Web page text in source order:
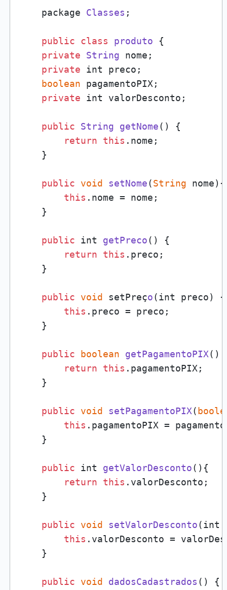
    package
Classes ;
public class produto {
private
String nome;
private int preco;
boolean pagamentoPIX;
private int valorDesconto;
public String getNome( ) {
return
this . nome ;
    }
public void setNome(String nome){
this . nome = nome;
    }
public int getPreco( ) {
return
this . preco ;
    }
public void setPreço(int preco) {
this . preco = preco;
    }
public boolean getPagamentoPIX( )
return
this . pagamentoPIX;
    }
public void setPagamentoPIX(
this . pagamentoPIX =
    }
public int getValorDesconto( ){
return
this . valorDesconto ;
    }
public void setValorDesconto(int
this . valorDesconto =
    }
public void dadosCadastrados ( ) {